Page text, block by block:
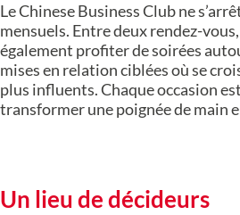
Le Chinese Business Club ne
mensuels. Entre deux rendez-
également profiter de soirées
mises en relation ciblées où se
plus influents. Chaque occasion
transformer une poignée de main
Un lieu de décideurs